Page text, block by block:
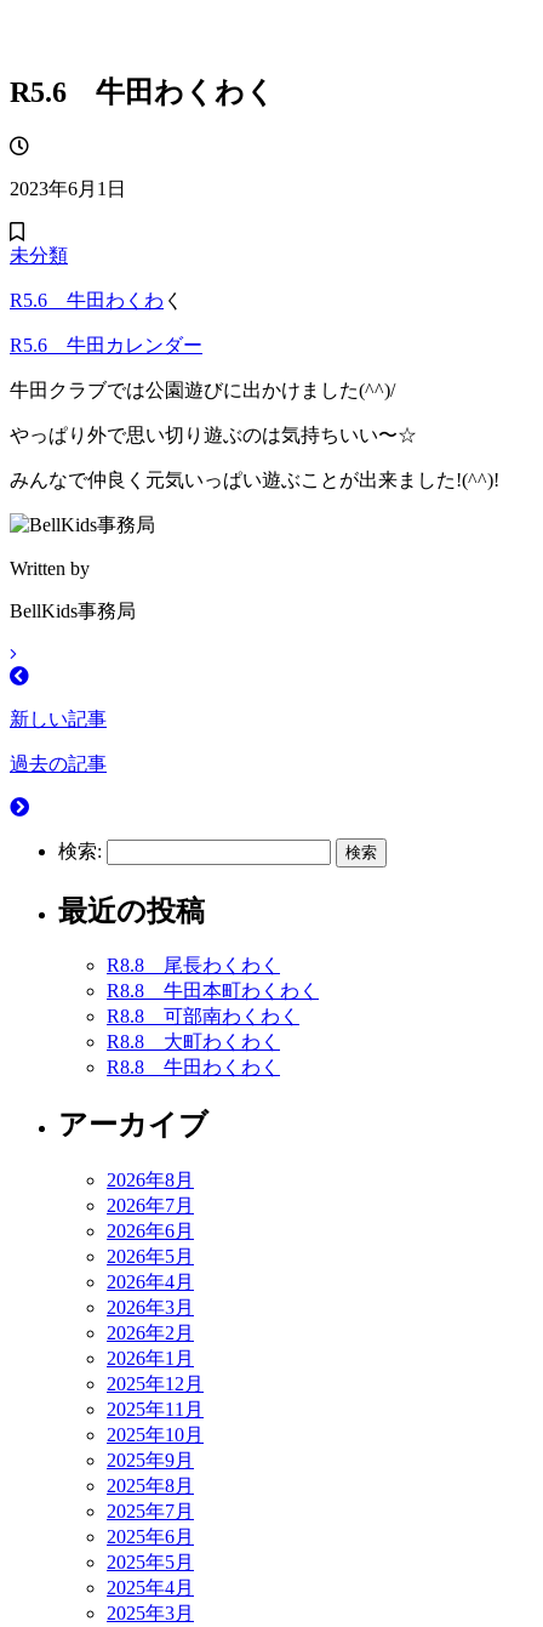
R5.6 牛田わくわく
2023年6月1日
未分類
R5.6 牛田わくわ く
R5.6 牛田カレンダー
牛田クラブでは公園遊びに出かけました(^^)/
やっぱり外で思い切り遊ぶのは気持ちいい〜☆
みんなで仲良く元気いっぱい遊ぶことが出来ました!(^^)!
Written by
BellKids事務局
新しい記事
過去の記事
検索:
最近の投稿
R8.8 尾長わくわく
R8.8 牛田本町わくわく
R8.8 可部南わくわく
R8.8 大町わくわく
R8.8 牛田わくわく
アーカイブ
2026年8月
2026年7月
2026年6月
2026年5月
2026年4月
2026年3月
2026年2月
2026年1月
2025年12月
2025年11月
2025年10月
2025年9月
2025年8月
2025年7月
2025年6月
2025年5月
2025年4月
2025年3月